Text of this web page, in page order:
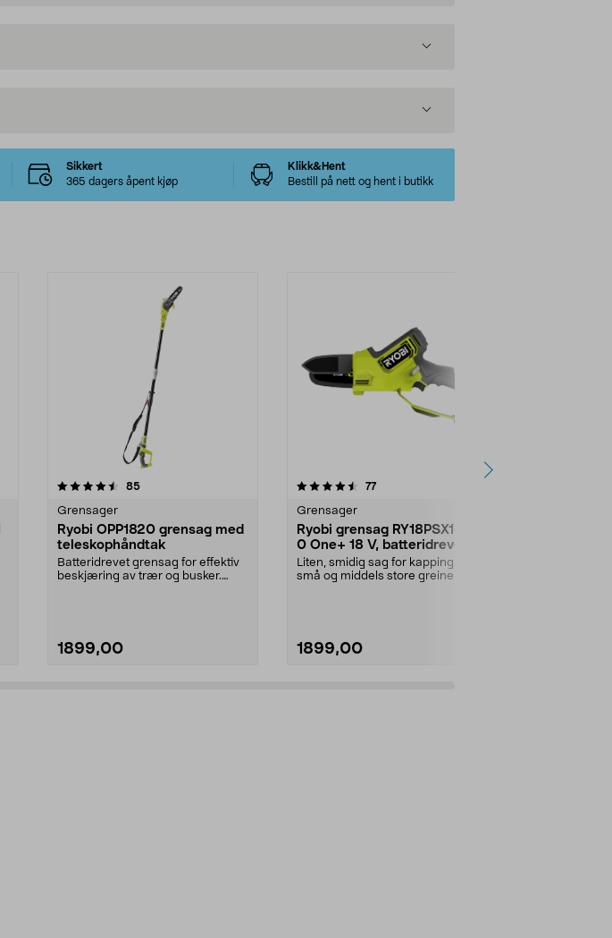
Sikkert
365 dagers åpent kjøp
Klikk&Hent
Bestill på nett og hent i butikk
85anmeldelser
Grensager
Ryobi OPP1820 grensag med
teleskophåndtak
Batteridrevet grensag for effektiv
beskjæring av trær og busker.
1899,00
4.5 av 5 stjerner 77anmeldelser
Grensager
Ryobi grensag RY18PSX10A-
0 One+ 18 V, batteridrevet
Liten, smidig sag for kapping av
små og middels store greiner.
1899,00
4.5 av 5 stjerner